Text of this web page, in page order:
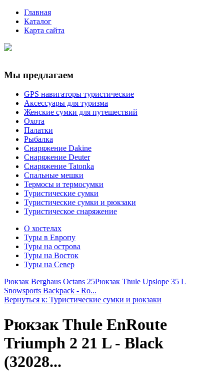
Главная
Каталог
Карта сайта
Мы предлагаем
GPS навигаторы туристические
Аксессуары для туризма
Женские сумки для путешествий
Охота
Палатки
Рыбалка
Снаряжение Dakine
Снаряжение Deuter
Снаряжение Tatonka
Спальные мешки
Термосы и термосумки
Туристические сумки
Туристические сумки и рюкзаки
Туристическое снаряжение
О хостелах
Туры в Европу
Туры на острова
Туры на Восток
Туры на Север
Рюкзак Berghaus Octans 25Рюкзак Thule Upslope 35 L
Snowsports Backpack - Ro...
Вернуться к: Туристические сумки и рюкзаки
Рюкзак Thule EnRoute
Triumph 2 21 L - Black
(32028...